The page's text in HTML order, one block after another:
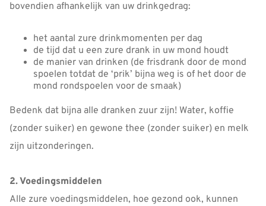
bovendien afhankelijk van uw drinkgedrag:
het aantal zure drinkmomenten per dag
de tijd dat u een zure drank in uw mond houdt
de manier van drinken (de frisdrank door de mond
spoelen totdat de ‘prik’ bijna weg is of het door de
mond rondspoelen voor de smaak)
Bedenk dat bijna alle dranken zuur zijn! Water, koffie
(zonder suiker) en gewone thee (zonder suiker) en melk
zijn uitzonderingen.
2. Voedingsmiddelen
Alle zure voedingsmiddelen, hoe gezond ook, kunnen